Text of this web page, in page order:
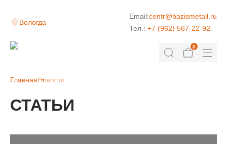
Вологда
Email:centr@bazismetall.ru
Тел.: +7 (962) 567-22-92
0
ГлавнаяНовости
СТАТЬИ